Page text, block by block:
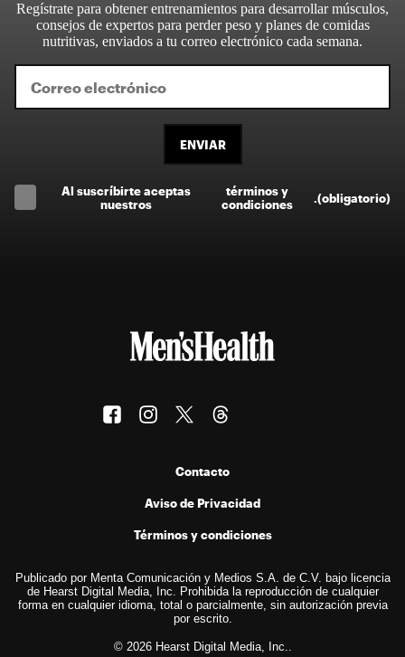
Regístrate para obtener entrenamientos para desarrollar músculos,
consejos de expertos para perder peso y planes de comidas
nutritivas, enviados a tu correo electrónico cada semana.
ENVIAR
Al suscríbirte aceptas
nuestros
términos y
condiciones
(obligatorio)
Contacto
Aviso de Privacidad
Términos y condiciones
Publicado por Menta Comunicación y Medios S.A. de C.V. bajo licencia
de Hearst Digital Media, Inc. Prohibida la reproducción de cualquier
forma en cualquier idioma, total o parcialmente, sin autorización previa
por escrito.
© 2026 Hearst Digital Media, Inc..